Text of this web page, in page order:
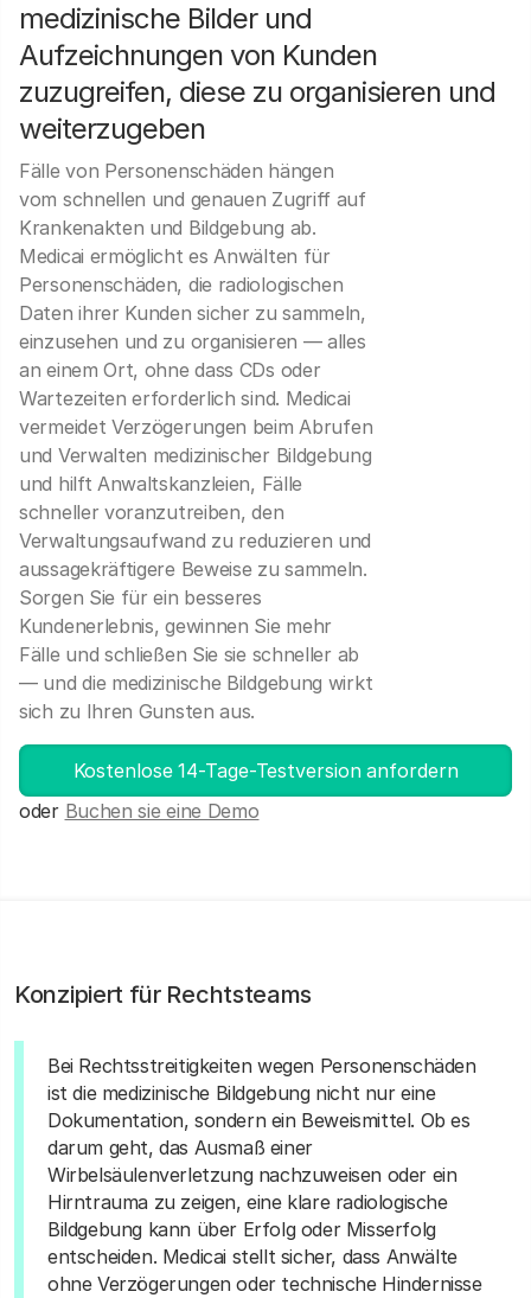
medizinische Bilder und
Aufzeichnungen von Kunden
zuzugreifen, diese zu organisieren und
weiterzugeben
Fälle von Personenschäden hängen
vom schnellen und genauen Zugriff auf
Krankenakten und Bildgebung ab.
Medicai ermöglicht es Anwälten für
Personenschäden, die radiologischen
Daten ihrer Kunden sicher zu sammeln,
einzusehen und zu organisieren — alles
an einem Ort, ohne dass CDs oder
Wartezeiten erforderlich sind. Medicai
vermeidet Verzögerungen beim Abrufen
und Verwalten medizinischer Bildgebung
und hilft Anwaltskanzleien, Fälle
schneller voranzutreiben, den
Verwaltungsaufwand zu reduzieren und
aussagekräftigere Beweise zu sammeln.
Sorgen Sie für ein besseres
Kundenerlebnis, gewinnen Sie mehr
Fälle und schließen Sie sie schneller ab
— und die medizinische Bildgebung wirkt
sich zu Ihren Gunsten aus.
Kostenlose 14-Tage-Testversion anfordern
oder Buchen sie eine Demo
Konzipiert für Rechtsteams
Bei Rechtsstreitigkeiten wegen Personenschäden
ist die medizinische Bildgebung nicht nur eine
Dokumentation, sondern ein Beweismittel. Ob es
darum geht, das Ausmaß einer
Wirbelsäulenverletzung nachzuweisen oder ein
Hirntrauma zu zeigen, eine klare radiologische
Bildgebung kann über Erfolg oder Misserfolg
entscheiden. Medicai stellt sicher, dass Anwälte
ohne Verzögerungen oder technische Hindernisse